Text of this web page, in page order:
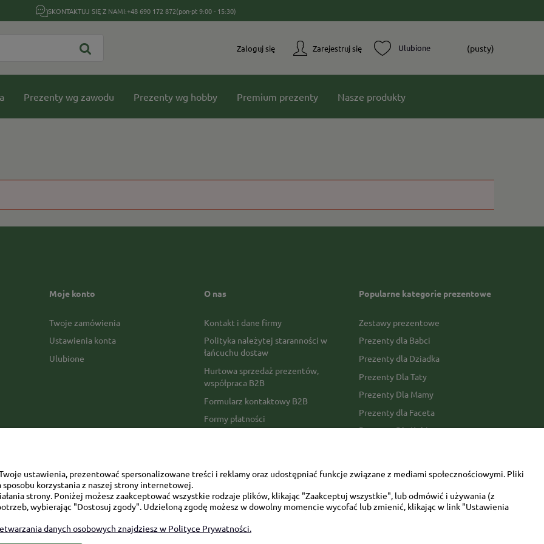
SKONTAKTUJ SIĘ Z NAMI:+48 690 172 872(pon-pt 9:00 - 15:30)
Zarejestruj się
Zaloguj się (pusty)
Prezenty wg zawodu Prezenty wg hobby Premium prezenty Nasze produkty
Moje konto
Twoje zamówienia
Ustawienia konta
Ulubione
O nas
Kontakt i dane firmy
Polityka należytej staranności w
łańcuchu dostaw
Hurtowa sprzedaż prezentów,
współpraca B2B
Formularz kontaktowy B2B
Formy płatności
Opinie Trustmate
Mapa kategorii
Popularne kategorie prezentowe
Zestawy prezentowe
Prezenty dla Babci
Prezenty dla Dziadka
Prezenty Dla Taty
Prezenty Dla Mamy
Prezenty dla Faceta
Prezenty Dla Kobiety
ustawienia, prezentować spersonalizowane treści i reklamy oraz udostępniać funkcje związane z mediami społecznościowymi. Pliki
korzystania z naszej strony internetowej.
strony. Poniżej możesz zaakceptować wszystkie rodzaje plików, klikając "Zaakceptuj wszystkie", lub odmówić i używania (z
wybierając "Dostosuj zgody". Udzieloną zgodę możesz w dowolny momencie wycofać lub zmienić, klikając w link "Ustawienia
danych osobowych znajdziesz w Polityce Prywatności.